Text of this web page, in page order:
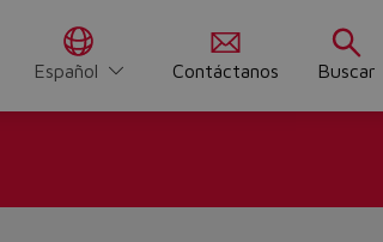
Español Contáctanos Buscar